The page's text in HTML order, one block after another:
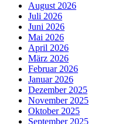
August 2026
Juli 2026
Juni 2026
Mai 2026
April 2026
März 2026
Februar 2026
Januar 2026
Dezember 2025
November 2025
Oktober 2025
September 2025